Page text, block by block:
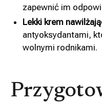
zapewnić im
Lekki krem
antyoksydantami,
wolnymi rodnikami.